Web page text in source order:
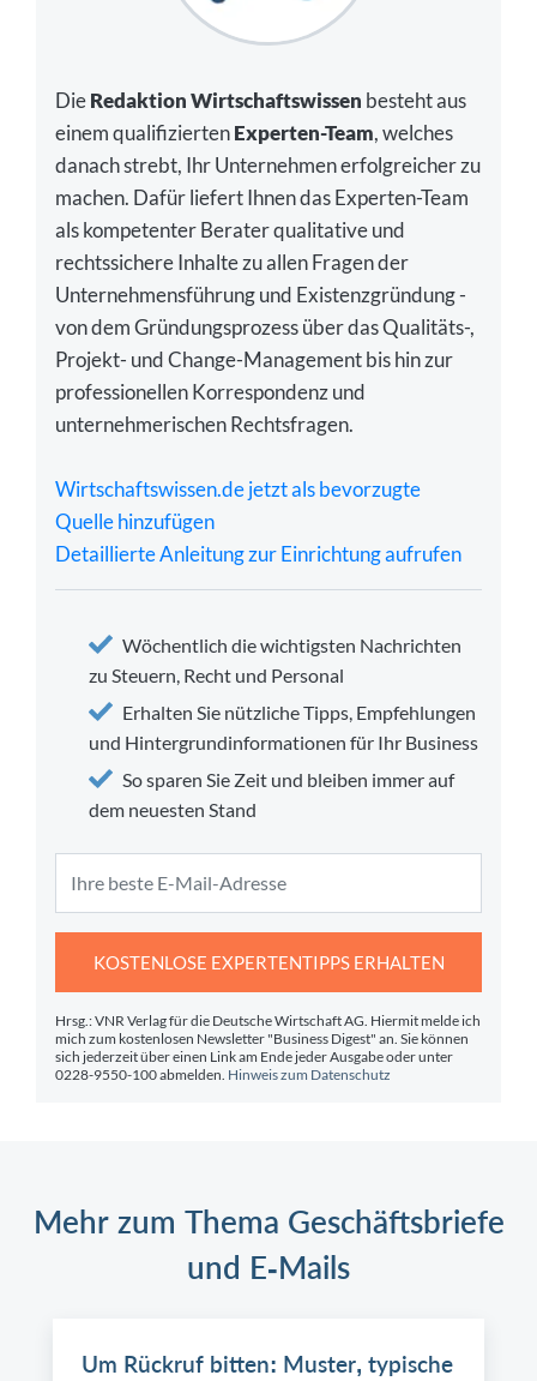
DieRedaktion Wirtschaftswissen besteht aus
einem qualifiziertenExperten-Team, welches
danach strebt, Ihr Unternehmen erfolgreicher zu
machen. Dafür liefert Ihnen das Experten-Team
als kompetenter Berater qualitative und
rechtssichere Inhalte zu allen Fragen der
Unternehmensführung und Existenzgründung -
von dem Gründungsprozess über das Qualitäts-,
Projekt- und Change-Management bis hin zur
professionellen Korrespondenz und
unternehmerischen Rechtsfragen.
Wirtschaftswissen.de jetzt als bevorzugte
Quelle hinzufügen
Detaillierte Anleitung zur Einrichtung aufrufen
Wöchentlich die wichtigsten Nachrichten
zu Steuern, Recht und Personal
Erhalten Sie nützliche Tipps, Empfehlungen
und Hintergrundinformationen für Ihr Business
So sparen Sie Zeit und bleiben immer auf
dem neuesten Stand
KOSTENLOSE EXPERTENTIPPS ERHALTEN
Hrsg.: VNR Verlag für die Deutsche Wirtschaft AG. Hiermit melde ich
mich zum kostenlosen Newsletter "Business Digest" an. Sie können
sich jederzeit über einen Link am Ende jeder Ausgabe oder unter
0228-9550-100 abmelden. Hinweis zum Datenschutz
Mehr zum Thema Geschäftsbriefe
und E-Mails
Um Rückruf bitten: Muster, typische